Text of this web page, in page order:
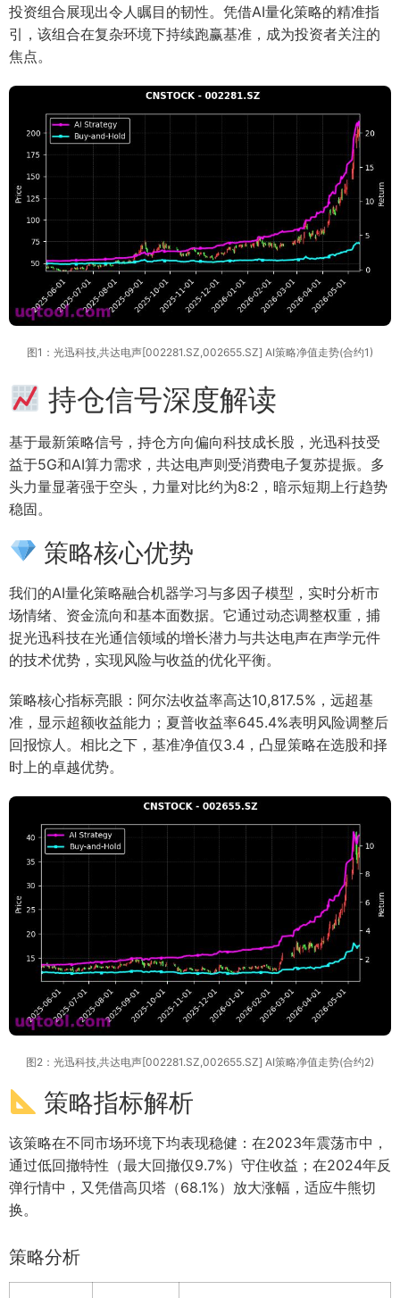
投资组合展现出令人瞩目的韧性。凭借AI量化策略的精准指
引，该组合在复杂环境下持续跑赢基准，成为投资者关注的
焦点。
图1：光迅科技,共达电声[002281.SZ,002655.SZ] AI策略净值走势(合约1)
持仓信号深度解读
基于最新策略信号，持仓方向偏向科技成长股，光迅科技受
益于5G和AI算力需求，共达电声则受消费电子复苏提振。多
头力量显著强于空头，力量对比约为8:2，暗示短期上行趋势
稳固。
策略核心优势
我们的AI量化策略融合机器学习与多因子模型，实时分析市
场情绪、资金流向和基本面数据。它通过动态调整权重，捕
捉光迅科技在光通信领域的增长潜力与共达电声在声学元件
的技术优势，实现风险与收益的优化平衡。
策略核心指标亮眼：阿尔法收益率高达10,817.5%，远超基
准，显示超额收益能力；夏普收益率645.4%表明风险调整后
回报惊人。相比之下，基准净值仅3.4，凸显策略在选股和择
时上的卓越优势。
图2：光迅科技,共达电声[002281.SZ,002655.SZ] AI策略净值走势(合约2)
策略指标解析
该策略在不同市场环境下均表现稳健：在2023年震荡市中，
通过低回撤特性（最大回撤仅9.7%）守住收益；在2024年反
弹行情中，又凭借高贝塔（68.1%）放大涨幅，适应牛熊切
换。
策略分析